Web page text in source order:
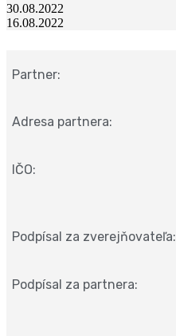
30.08.2022
16.08.2022
Partner:
Adresa partnera:
IČO:
Podpísal za zverejňovateľa:
Podpísal za partnera: